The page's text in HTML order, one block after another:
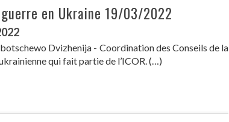
en Ukraine 19/03/2022
Dvizhenija - Coordination des Conseils de la
qui fait partie de l’ICOR. (…)